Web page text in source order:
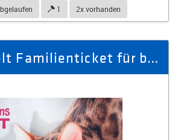
1 2x vorhanden
Illusionswelt Familienticket für bis zu 4 Personen